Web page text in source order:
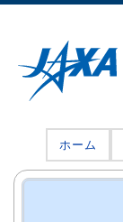
ホーム